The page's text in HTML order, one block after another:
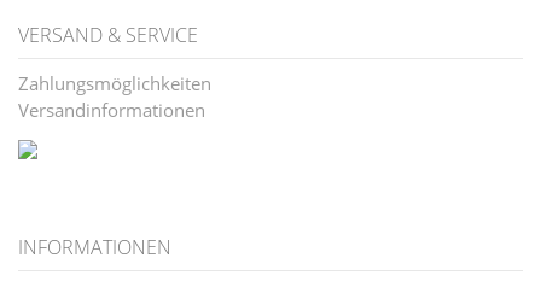
VERSAND & SERVICE
Zahlungsmöglichkeiten
Versandinformationen
INFORMATIONEN